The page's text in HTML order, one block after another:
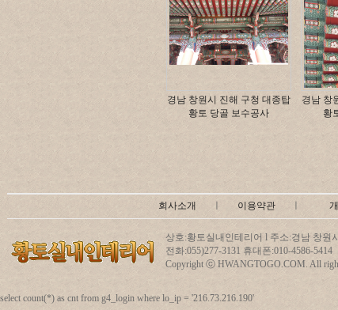
경남 창원시 진해 구청 대종탑
황토 당골 보수공사
경남 창
황
회사소개 이용약관
상호:황토실내인테리어 l 주소:경남 창원
전화:055)277-3131 휴대폰:010-4586-
Copyright ⓒ HWANGTOGO.COM. All
select count(*) as cnt from g4_login where lo_ip = '216.73.216.190'